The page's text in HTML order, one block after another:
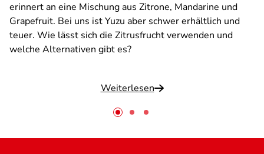
erinnert an eine Mischung aus Zitrone, Mandarine und
Grapefruit. Bei uns ist Yuzu aber schwer erhältlich und
teuer. Wie lässt sich die Zitrusfrucht verwenden und
welche Alternativen gibt es?
Weiterlesen